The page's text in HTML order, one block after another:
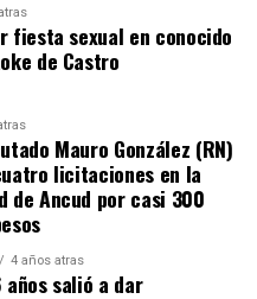
del apoyo recibido por
nuestro lejano norte. Es
en este caso, todos
y, mientras se
madre del pequeño
los pies de Fernando
signifique más
a la cura de su hijo
en Santiago
fiesta sexual en conocido
de Castro
Mauro González (RN)
licitaciones en la
de Ancud por casi 300
4 años atras
años salió a dar